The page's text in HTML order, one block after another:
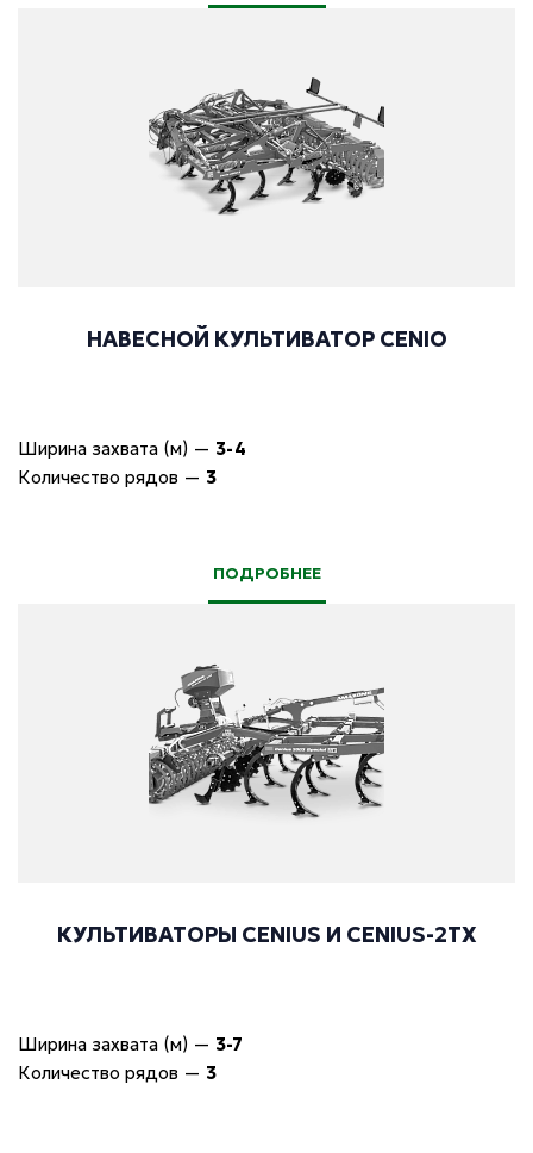
НАВЕСНОЙ КУЛЬТИВАТОР CENIO
Ширина захвата (м) — 3-4
Количество рядов — 3
ПОДРОБНЕЕ
КУЛЬТИВАТОРЫ CENIUS И CENIUS-2TX
Ширина захвата (м) — 3-7
Количество рядов — 3